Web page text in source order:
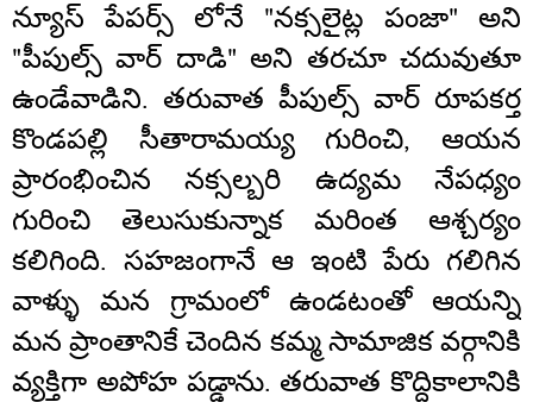
న్యూస్ పేపర్స్ లోనే "నక్సలైట్ల పంజా" అని
"పీపుల్స్ వార్ దాడి" అని తరచూ చదువుతూ
ఉండేవాడిని. తరువాత పీపుల్స్ వార్ రూపకర్త
కొండపల్లి సీతారామయ్య గురించి, ఆయన
ప్రారంభించిన నక్సల్బరి ఉద్యమ నేపధ్యం
గురించి తెలుసుకున్నాక మరింత ఆశ్చర్యం
కలిగింది. సహజంగానే ఆ ఇంటి పేరు గలిగిన
వాళ్ళు మన గ్రామంలో ఉండటంతో ఆయన్ని
మన ప్రాంతానికే చెందిన కమ్మ సామాజిక వర్గానికి
వ్యక్తిగా అపోహ పడ్డాను. తరువాత కొద్దికాలానికి